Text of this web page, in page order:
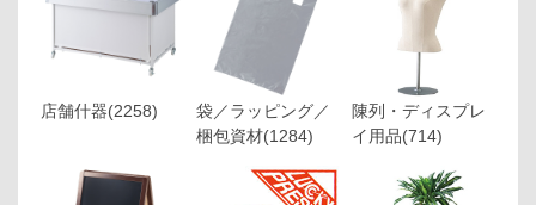
店舗什器(2258)
袋／ラッピング／
梱包資材(1284)
陳列・ディスプレ
イ用品(714)